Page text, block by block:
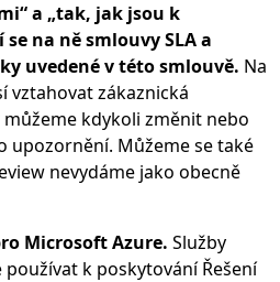
a „tak, jak jsou k
na ně smlouvy SLA a
uvedené v této smlouvě. Na
vztahovat zákaznická
kdykoli změnit nebo
upozornění. Můžeme se také
nevydáme jako obecně
Microsoft Azure. Služby
k poskytování Řešení